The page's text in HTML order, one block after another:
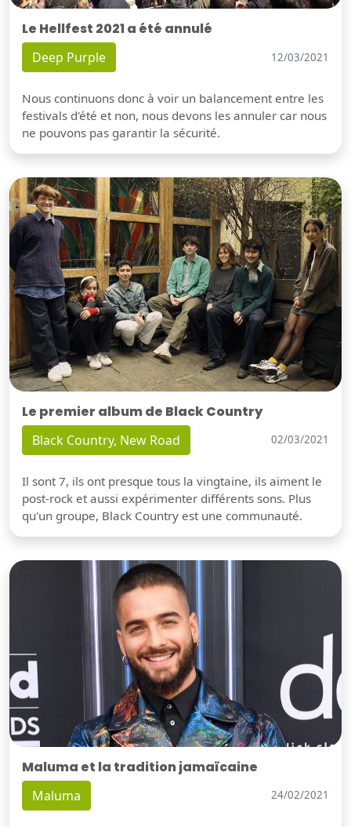
Le Hellfest 2021 a été annulé
Deep Purple 12/03/2021
Nous continuons donc à voir un balancement entre les
festivals d'été et non, nous devons les annuler car nous
ne pouvons pas garantir la sécurité.
Le premier album de Black Country
Black Country, New Road 02/03/2021
Il sont 7, ils ont presque tous la vingtaine, ils aiment le
post-rock et aussi expérimenter différents sons. Plus
qu'un groupe, Black Country est une communauté.
Maluma et la tradition jamaïcaine
Maluma 24/02/2021